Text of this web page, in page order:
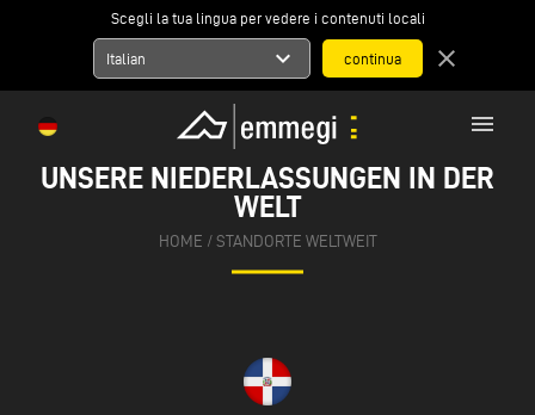
Scegli la tua lingua per vedere i contenuti locali
Italian expand_more close
menu
UNSERE NIEDERLASSUNGEN IN DER
WELT
HOME / STANDORTE WELTWEIT